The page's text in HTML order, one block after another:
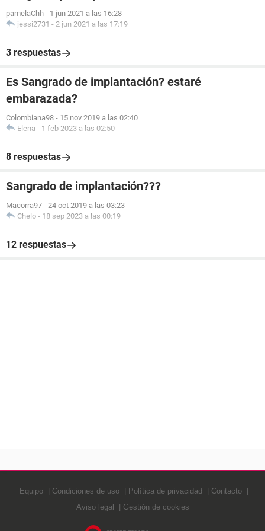
pamelaChh - 1 jun 2021 a las 16:28
jessi2731 - 2 jun 2021 a las 17:19
3 respuestas
Es Sangrado de implantación? estaré
embarazada?
Colombiana98 - 15 nov 2019 a las 02:40
Elena - 1 feb 2023 a las 02:50
8 respuestas
Sangrado de implantación???
Macorra97 - 24 oct 2019 a las 03:23
Chelo - 18 sep 2023 a las 00:19
12 respuestas
Equipo Condiciones de uso Política de privacidad
Contacto
Aviso legal
Gestión de cookies